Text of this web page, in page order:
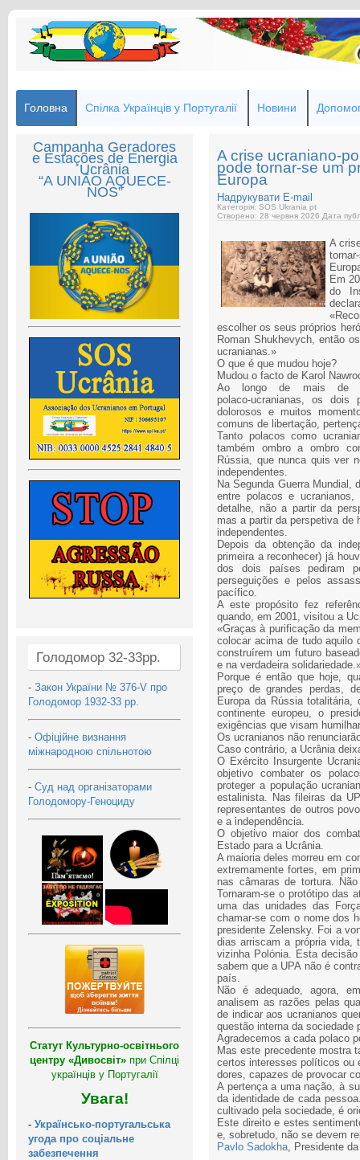
Головна Спілка Українців у Португалії Новини
Campanha Geradores
e Estações de Energia
Ucrânia
“A UNIÃO AQUECE-
NOS”
Голодомор 32-33рр.
- Закон України № 376-V про
Голодомор 1932-33 рр.
- Офіційне визнання
міжнародною спільнотою
- Суд над організаторами
Голодомору-Геноциду
Статут Культурно-освітнього
центру «Дивосвіт» при Спілці
українців у Португалії
Увага!
- Українсько-португальська
угода про соціальне
забезпечення
A crise
pode tornar‑se um
Europa
Надрукувати E-mail
Категорія: SOS Ukrania pt
Створено: 28 червня 2026 Дата
A
Em
do
escolher os seus próprios
Roman Shukhevych, então
ucranianas.»
O que é que mudou hoje?
Mudou o facto de Karol
Ao longo de mais de
polaco‑ucranianas, os
dolorosos e muitos
comuns de libertação,
Tanto polacos como
também ombro a ombro
Rússia, que nunca quis ver
independentes.
Na Segunda Guerra
entre polacos e
detalhe, não a partir da
mas a partir da perspetiva de
independentes.
Depois da obtenção da
primeira a reconhecer) já
dos dois países pediram
perseguições e pelos
pacífico.
A este propósito fez
quando, em 2001, visitou a
«Graças à purificação da
colocar acima de tudo aquilo
construírem um futuro
e na verdadeira
Porque é então que hoje,
preço de grandes perdas,
Europa da Rússia
continente europeu, o
exigências que visam
Os ucranianos não
Caso contrário, a Ucrânia
O Exército Insurgente
objetivo combater os
proteger a população
estalinista. Nas fileiras da
representantes de outros
e a independência.
O objetivo maior dos
Estado para a Ucrânia.
A maioria deles morreu em
extremamente fortes, em
nas câmaras de tortura.
Tornaram‑se o protótipo das
uma das unidades das
chamar‑se com o nome dos
presidente Zelensky. Foi a
dias arriscam a própria vida,
vizinha Polónia. Esta
sabem que a UPA não é
país.
Não é adequado, agora,
analisem as razões pelas
de indicar aos ucranianos
questão interna da sociedade
Agradecemos a cada polaco
Mas este precedente mostra
certos interesses políticos ou
dores, capazes de provocar
A pertença a uma nação, à
da identidade de cada
cultivado pela sociedade, é
Este direito e estes
e, sobretudo, não se devem
Pavlo Sadokha, Presidente